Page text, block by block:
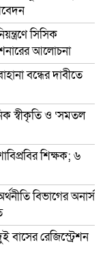
সিসিক
আলোচনা
বন্ধের দাবীতে
স্বীকৃতি ও ‘সমতল
শিক্ষক; ৬
বিভাগের অনার্স
বাসের রেজিস্ট্রেশন